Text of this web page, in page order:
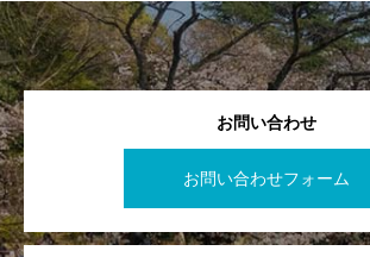
お問い合わせ
お問い合わせフォーム